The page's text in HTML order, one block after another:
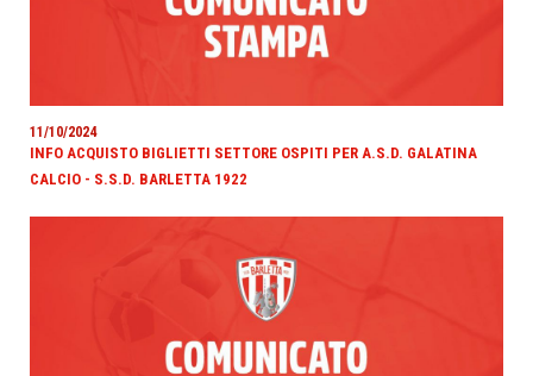
11/10/2024
INFO ACQUISTO BIGLIETTI SETTORE OSPITI PER A.S.D. GALATINA
CALCIO - S.S.D. BARLETTA 1922